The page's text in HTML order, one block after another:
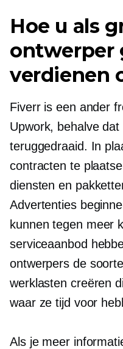
Hoe u als
ontwerper
verdienen
Fiverr is een ander
Upwork, behalve
teruggedraaid. In
contracten te
diensten en
Advertenties
kunnen tegen meer
serviceaanbod
ontwerpers de
werklasten creëren
waar ze tijd voor
Als je meer